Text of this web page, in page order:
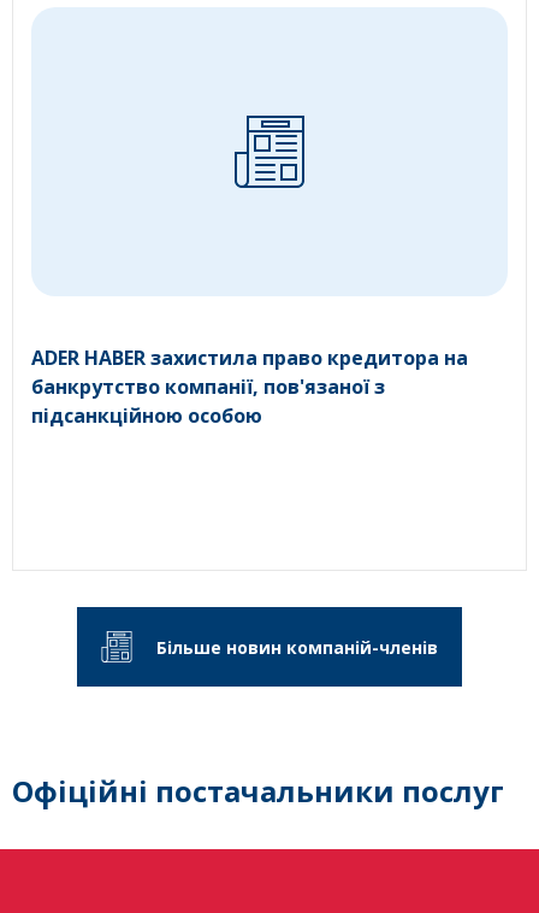
ADER HABER захистила право кредитора на
банкрутство компанії, пов'язаної з
підсанкційною особою
Більше новин компаній-членів
Офіційні постачальники послуг